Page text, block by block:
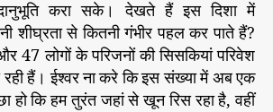
करा सके। देखते हैं इस दिशा में
शीघ्रता से कितनी गंभीर पहल कर पाते हैं?
47 लोगों के परिजनों की सिसकियां परिवेश
रही हैं। ईश्वर ना करे कि इस संख्या में अब एक
हो कि हम तुरंत जहां से खून रिस रहा है, वहीं